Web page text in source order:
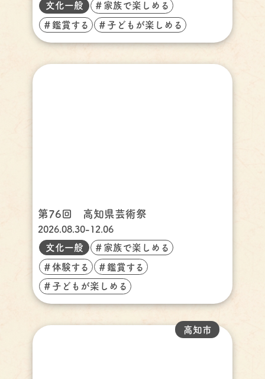
文化一般
＃家族で楽しめる
＃鑑賞する ＃子どもが楽しめる
第76回 高知県芸術祭
2026.08.30-12.06
文化一般
＃家族で楽しめる
＃体験する ＃鑑賞する
＃子どもが楽しめる
高知市